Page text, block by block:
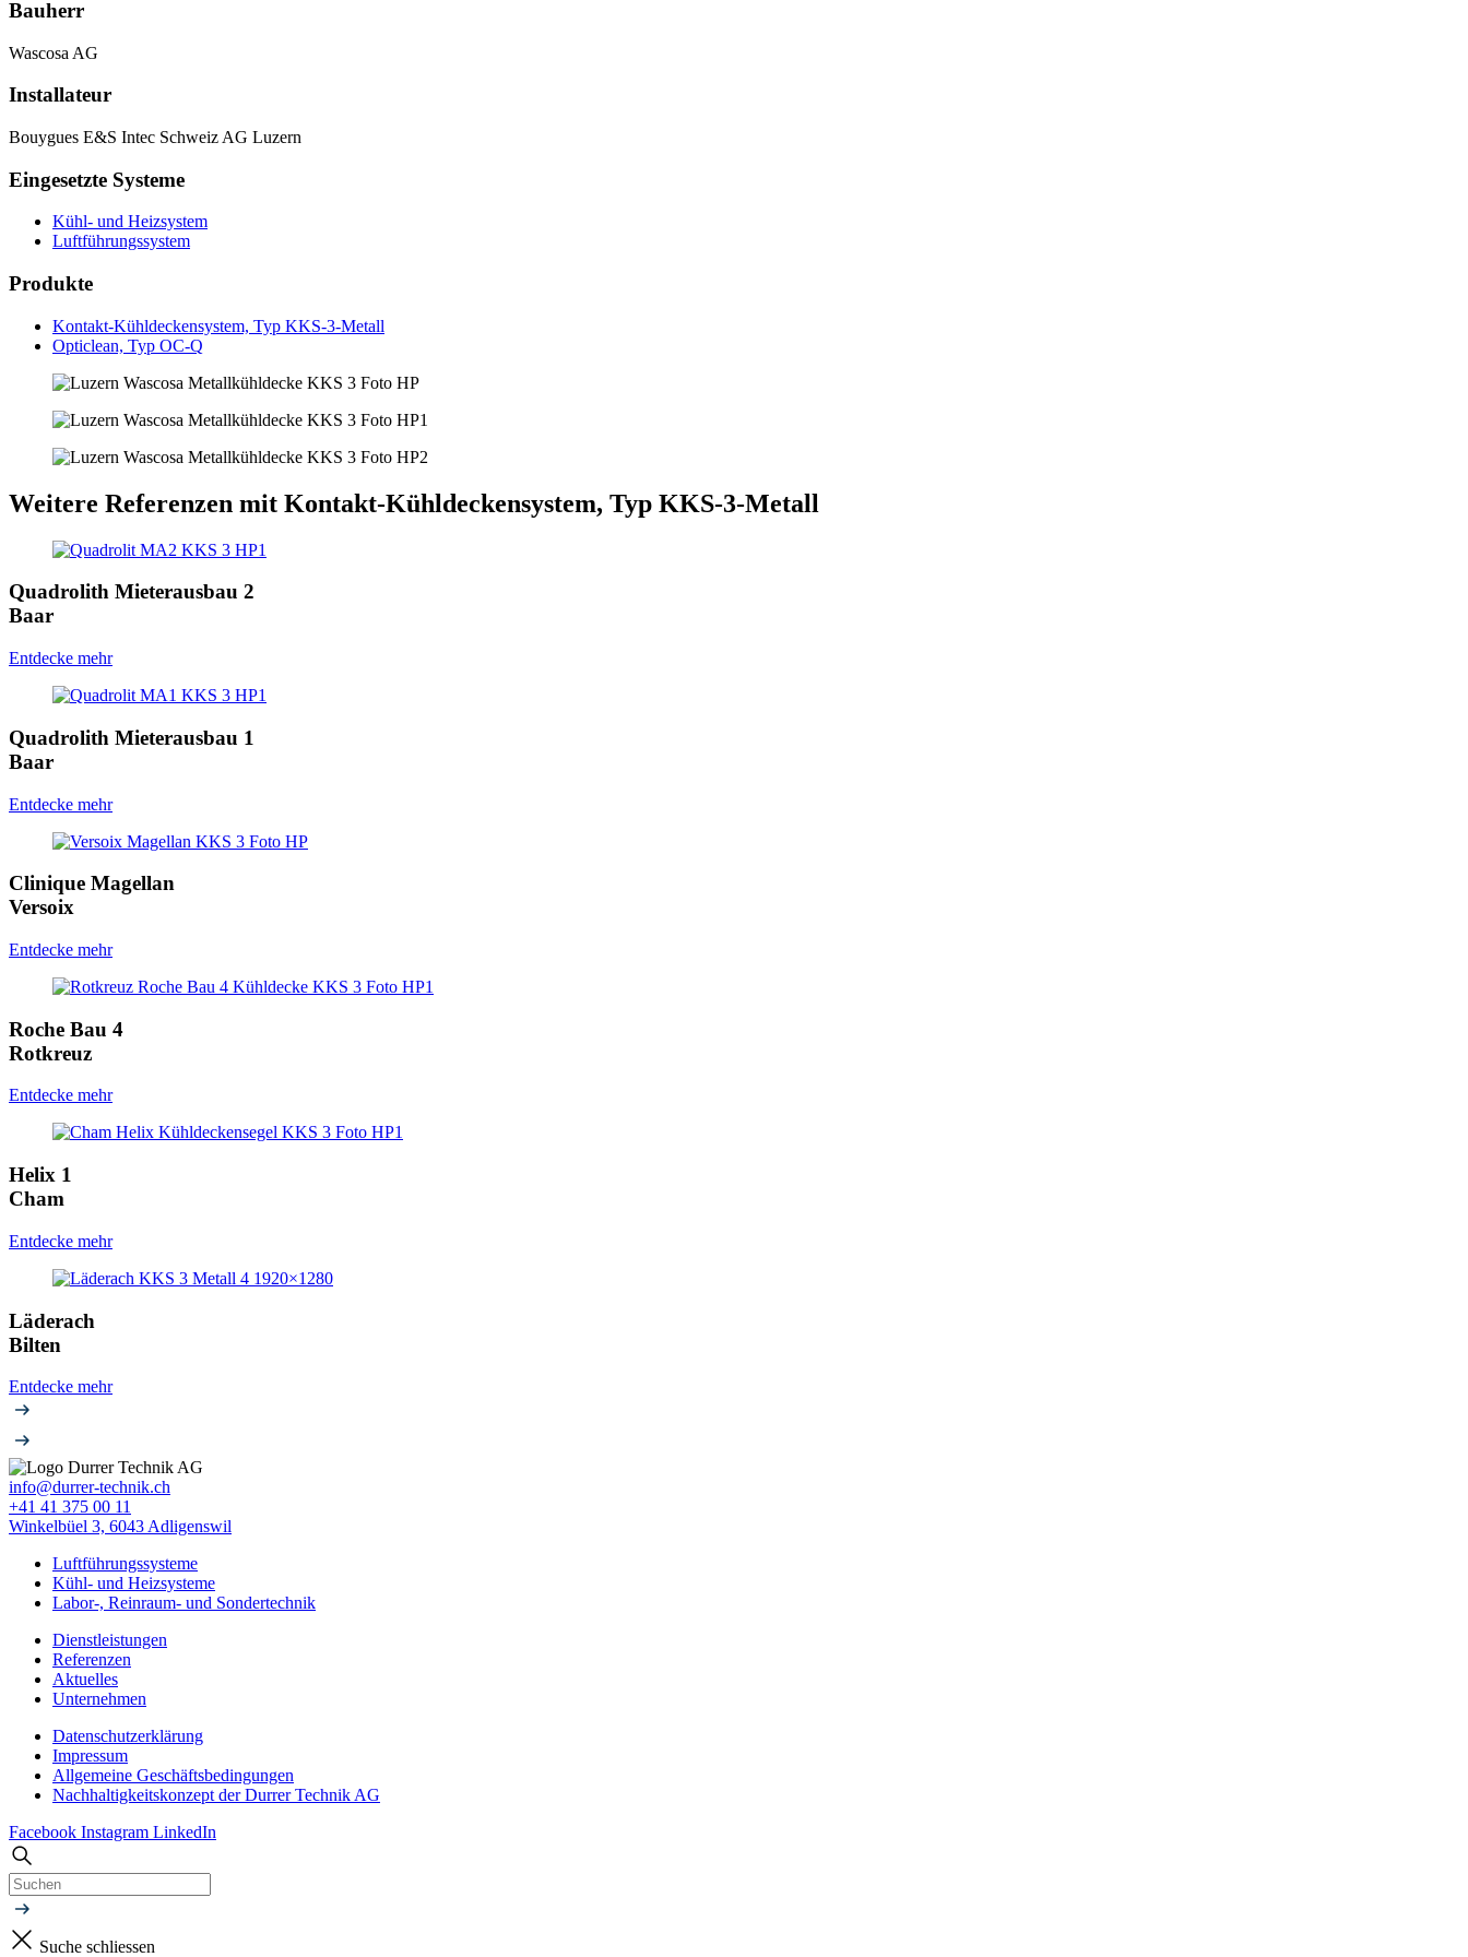
Bauherr
Wascosa AG
Installateur
Bouygues E&S Intec Schweiz AG Luzern
Eingesetzte Systeme
Kühl- und Heizsystem
Luftführungssystem
Produkte
Kontakt-Kühldeckensystem, Typ KKS-3-Metall
Opticlean, Typ OC-Q
Weitere Referenzen mit Kontakt-Kühldeckensystem, Typ KKS-3-Metall
Quadrolith Mieterausbau 2
Baar
Entdecke mehr
Quadrolith Mieterausbau 1
Baar
Entdecke mehr
Clinique Magellan
Versoix
Entdecke mehr
Roche Bau 4
Rotkreuz
Entdecke mehr
Helix 1
Cham
Entdecke mehr
Läderach
Bilten
Entdecke mehr
info@durrer-technik.ch
+41 41 375 00 11
Winkelbüel 3, 6043 Adligenswil
Luftführungssysteme
Kühl- und Heizsysteme
Labor-, Reinraum- und Sondertechnik
Dienstleistungen
Referenzen
Aktuelles
Unternehmen
Datenschutzerklärung
Impressum
Allgemeine Geschäfts­bedingungen
Nachhaltigkeitskonzept der Durrer Technik AG
Facebook Instagram LinkedIn
Suche schliessen